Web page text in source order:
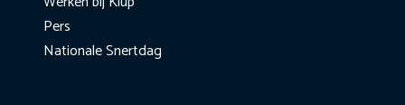
Pers
Nationale Snertdag